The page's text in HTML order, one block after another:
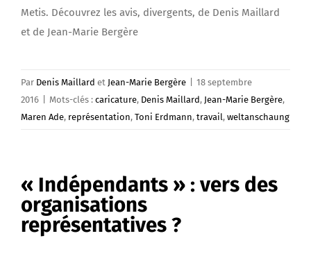
Metis. Découvrez les avis, divergents, de Denis Maillard
et de Jean-Marie Bergère
Par Denis Maillard et Jean-Marie Bergère
18 septembre
2016
Mots-clés : caricature, Denis Maillard, Jean-Marie Bergère,
Maren Ade, représentation, Toni Erdmann, travail, weltanschaung
« Indépendants » : vers des
organisations
représentatives ?